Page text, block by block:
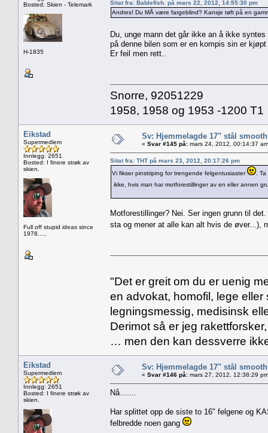
Bosted: Skien - Telemark
H-1835
Sitat fra: Bablefish. på mars 22, 2012, 14:55:30 pm
Andres! Du MÅ være fargeblind? Kansje tøft på en
Du, unge mann det går ikke an å ikke
på denne bilen som er en kompis sin er
Er feil men rett..
Snorre, 92051229
1958, 1958 og 1953 -1200 T1
Eikstad
Supermedlem
Innlegg: 2651
Bosted: I finere strøk av
skien.
Full off stupid ideas since
1978.....
Sv: Hjemmelagde 17" stål
« Svar #145 på: mars 24, 2012, 00:14:37
Sitat fra: THT på mars 23, 2012, 20:17:26 pm
Vi fikser pinstriping for trengende felgentusiaster
.
ikke, hvis man har motforestillinger av en eller annen
Motforestillinger? Nei. Ser ingen grunn til
sta og mener at alle kan alt hvis de øver...),
"Det er greit om du er uenig
en advokat, homofil, lege
legningsmessig, medisinsk
Derimot så er jeg
… men den kan dessverre
Eikstad
Supermedlem
Innlegg: 2651
Bosted: I finere strøk av
skien.
Sv: Hjemmelagde 17" stål
« Svar #146 på: mars 27, 2012, 12:38:29
Nå.......
Har splittet opp de siste to 16" felgene og
felbredde noen gang